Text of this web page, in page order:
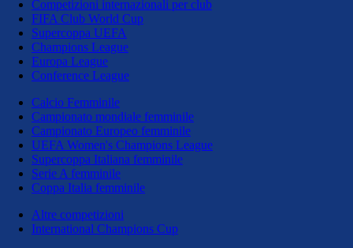
Competizioni internazionali per club
FIFA Club World Cup
Supercoppa UEFA
Champions League
Europa League
Conference League
Calcio Femminile
Campionato mondiale femminile
Campionato Europeo femminile
UEFA Women's Champions League
Supercoppa Italiana femminile
Serie A femminile
Coppa Italia femminile
Altre competizioni
International Champions Cup